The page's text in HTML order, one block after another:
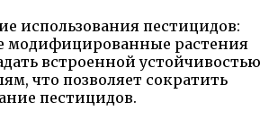
использования пестицидов:
модифицированные растения
встроенной устойчивостью
что позволяет сократить
пестицидов.